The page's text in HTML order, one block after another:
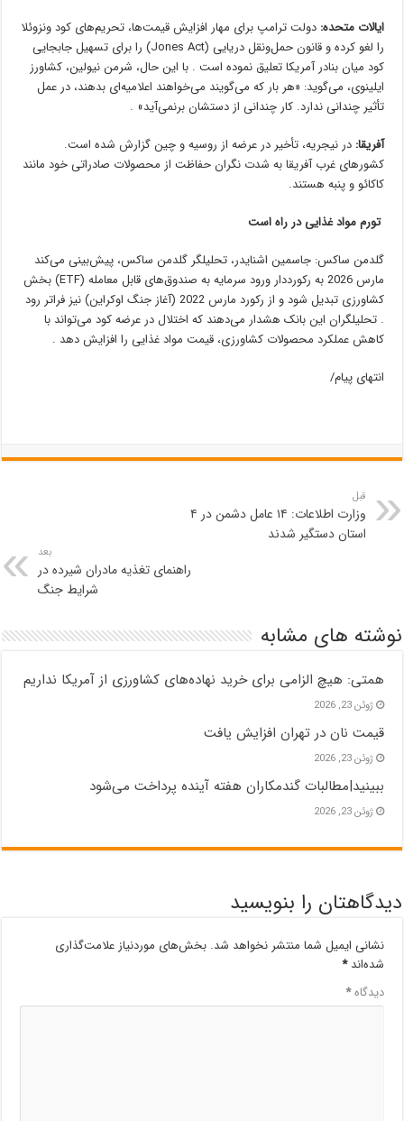
ایالات متحده: دولت ترامپ برای مهار افزایش قیمت‌ها، تحریم‌های کود ونزوئلا
را لغو کرده و قانون حمل‌ونقل دریایی (Jones Act) را برای تسهیل جابجایی
کود میان بنادر آمریکا تعلیق نموده است . با این حال، شرمن نیولین، کشاورز
ایلینوی، می‌گوید: «هر بار که می‌گویند می‌خواهند اعلامیه‌ای بدهند، در عمل
تأثیر چندانی ندارد. کار چندانی از دستشان برنمی‌آید» .
آفریقا: در نیجریه، تأخیر در عرضه از روسیه و چین گزارش شده است.
کشورهای غرب آفریقا به شدت نگران حفاظت از محصولات صادراتی خود مانند
کاکائو و پنبه هستند.
تورم مواد غذایی در راه است
گلدمن ساکس: جاسمین اشنایدر، تحلیلگر گلدمن ساکس، پیش‌بینی می‌کند
مارس 2026 به رکورددار ورود سرمایه به صندوق‌های قابل معامله (ETF) بخش
کشاورزی تبدیل شود و از رکورد مارس 2022 (آغاز جنگ اوکراین) نیز فراتر رود
. تحلیلگران این بانک هشدار می‌دهند که اختلال در عرضه کود می‌تواند با
کاهش عملکرد محصولات کشاورزی، قیمت مواد غذایی را افزایش دهد .
انتهای پیام/
قبل
وزارت اطلاعات: ۱۴ عامل دشمن در ۴
استان دستگیر شدند
بعد
راهنمای تغذیه مادران شیرده در
شرایط جنگ
نوشته های مشابه
همتی: هیچ الزامی برای خرید نهاده‌های کشاورزی از آمریکا نداریم
ژوئن 23, 2026
قیمت نان در تهران افزایش یافت
ژوئن 23, 2026
ببینید|مطالبات گندمکاران هفته آینده پرداخت می‌شود
ژوئن 23, 2026
دیدگاهتان را بنویسید
نشانی ایمیل شما منتشر نخواهد شد. بخش‌های موردنیاز علامت‌گذاری
شده‌اند*
دیدگاه*